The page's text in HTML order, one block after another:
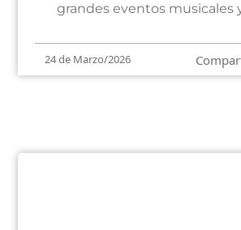
grandes eventos musicales
24 de Marzo/2026